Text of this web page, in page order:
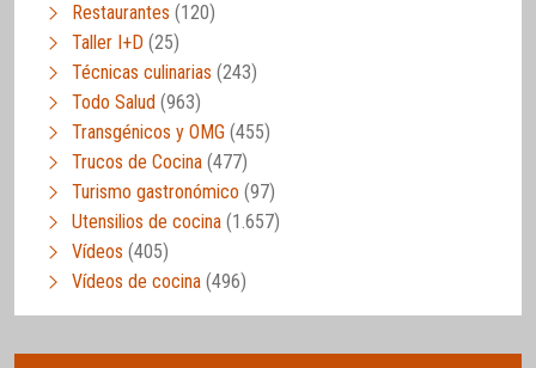
Restaurantes (120)
Taller I+D (25)
Técnicas culinarias (243)
Todo Salud (963)
Transgénicos y OMG (455)
Trucos de Cocina (477)
Turismo gastronómico (97)
Utensilios de cocina (1.657)
Vídeos (405)
Vídeos de cocina (496)